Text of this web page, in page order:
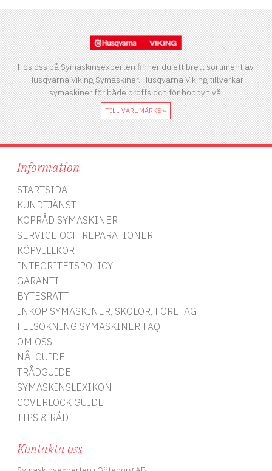
Hos oss på Symaskinsexperten finner du ett brett sortiment av
Husqvarna Viking Symaskiner. Husqvarna Viking tillverkar
symaskiner för både proffs och för hobbynivå.
TILL VARUMÄRKE »
Information
STARTSIDA
KUNDTJÄNST
KÖPRÅD SYMASKINER
SERVICE OCH REPARATIONER
KÖPVILLKOR
INTEGRITETSPOLICY
GARANTI
BYTESRÄTT
INKÖP SYMASKINER, SKOLOR, FÖRETAG
FELSÖKNING SYMASKINER FAQ
OM OSS
NÅLGUIDE
TRÅDGUIDE
SYMASKINSLEXIKON
COVERLOCK GUIDE
TIPS & RÅD
Kontakta oss